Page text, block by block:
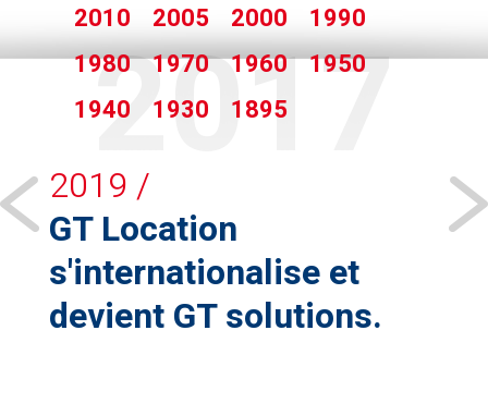
2010
2005 2000
1990
1980
1970 1960
1950
1940
1930 1895
2017
2019 /
GT Location
s'internationalise et
devient GT solutions.